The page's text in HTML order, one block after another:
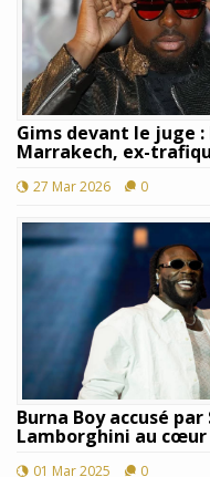
Gims devant le juge
Marrakech, ex-
27 Mar 2026 0
Burna Boy accusé
Lamborghini au cœur
01 Mar 2025 0